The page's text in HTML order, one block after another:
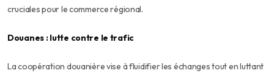
cruciales pour le commerce régional.
Douanes : lutte contre le trafic
La coopération douanière vise à fluidifier les échanges tout en luttant